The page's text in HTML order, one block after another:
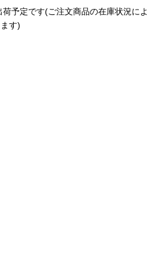
予定です(ご注文商品の在庫状況によ
す)